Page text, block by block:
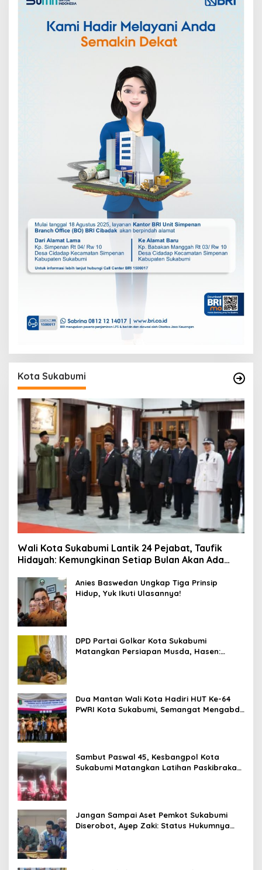
Kota Sukabumi
Wali Kota Sukabumi Lantik 24 Pejabat, Taufik
Hidayah: Kemungkinan Setiap Bulan Akan Ada
Anies Baswedan Ungkap Tiga Prinsip
Hidup, Yuk Ikuti Ulasannya!
DPD Partai Golkar Kota Sukabumi
Matangkan Persiapan Musda, Hasen:
Dua Mantan Wali Kota Hadiri HUT Ke-64
PWRI Kota Sukabumi, Semangat Mengabdi
Sambut Paswal 45, Kesbangpol Kota
Sukabumi Matangkan Latihan Paskibraka
Jangan Sampai Aset Pemkot Sukabumi
Diserobot, Ayep Zaki: Status Hukumnya